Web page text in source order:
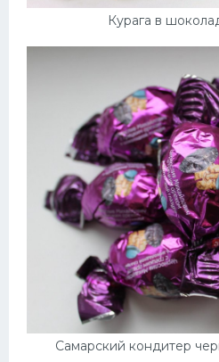
Курага в
Самарский кондитер